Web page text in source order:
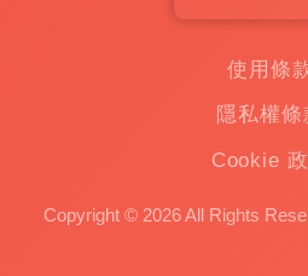
使用條
隱私權條
Cookie
Copyright © 2026 All Rights